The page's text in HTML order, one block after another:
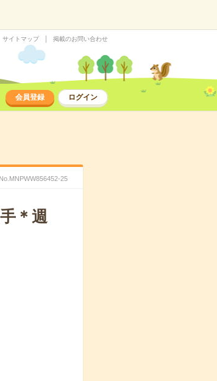
サイトマップ 掲載のお問い合わせ
会員登録 ログイン
No.MNPWW856452-25
＊週